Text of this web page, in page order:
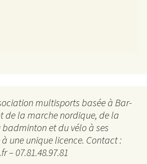
multisports basée à Bar-
de la marche nordique, de la
et du vélo à ses
une unique licence. Contact :
– 07.81.48.97.81